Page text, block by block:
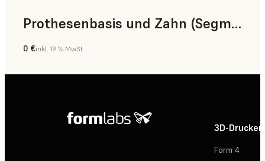
Prothesenbasis und Zahn (Segment)
Zahnmedizin
0 €inkl. 19 % MwSt.
3D-Drucker
Form 4